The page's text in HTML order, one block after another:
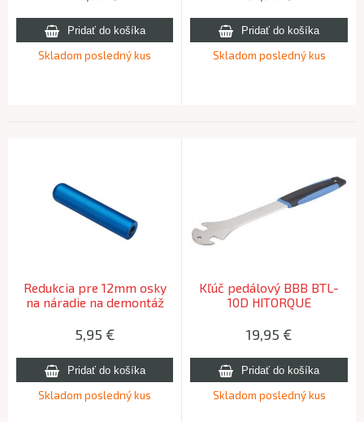
Skladom posledný kus Skladom posledný kus
Redukcia pre 12mm osky
na náradie na demontáž
GUIDEPIN
5,95 €
Skladom posledný kus
Kľúč pedálový BBB BTL-
10D HITORQUE
19,95 €
Skladom posledný kus